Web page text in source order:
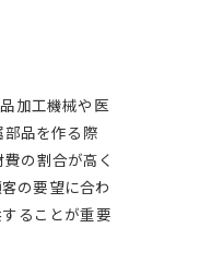
加工機械や医
品を作る際
の割合が高く
の要望に合わ
ることが重要